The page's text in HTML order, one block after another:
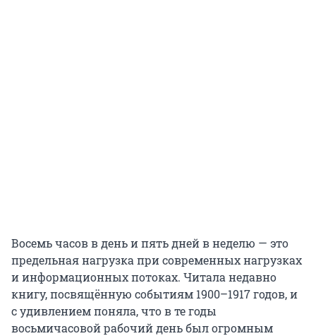
Восемь часов в день и пять дней в неделю — это
предельная нагрузка при современных нагрузках
и информационных потоках. Читала недавно
книгу, посвящённую событиям 1900–1917 годов, и
с удивлением поняла, что в те годы
восьмичасовой рабочий день был огромным